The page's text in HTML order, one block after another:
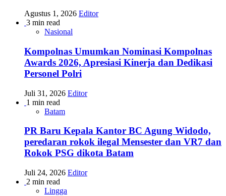
Agustus 1, 2026 Editor
3 min read
Nasional
Kompolnas Umumkan Nominasi Kompolnas
Awards 2026, Apresiasi Kinerja dan Dedikasi
Personel Polri
Juli 31, 2026 Editor
1 min read
Batam
PR Baru Kepala Kantor BC Agung Widodo,
peredaran rokok ilegal Mensester dan VR7 dan
Rokok PSG dikota Batam
Juli 24, 2026 Editor
2 min read
Lingga